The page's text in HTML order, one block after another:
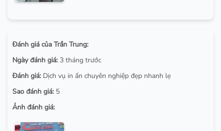
Đánh giá của Trần Trung:
Ngày đánh giá: 3 tháng trước
Đánh giá: Dịch vụ in ấn chuyên nghiệp đẹp nhanh lẹ
Sao đánh giá: 5
Ảnh đánh giá: